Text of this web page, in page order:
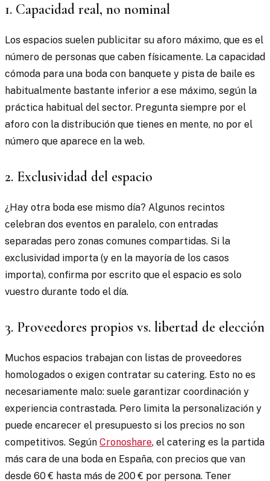
1. Capacidad real, no nominal
Los espacios suelen publicitar su aforo máximo, que es el
número de personas que caben físicamente. La capacidad
cómoda para una boda con banquete y pista de baile es
habitualmente bastante inferior a ese máximo, según la
práctica habitual del sector. Pregunta siempre por el
aforo con la distribución que tienes en mente, no por el
número que aparece en la web.
2. Exclusividad del espacio
¿Hay otra boda ese mismo día? Algunos recintos
celebran dos eventos en paralelo, con entradas
separadas pero zonas comunes compartidas. Si la
exclusividad importa (y en la mayoría de los casos
importa), confirma por escrito que el espacio es solo
vuestro durante todo el día.
3. Proveedores propios vs. libertad de elección
Muchos espacios trabajan con listas de proveedores
homologados o exigen contratar su catering. Esto no es
necesariamente malo: suele garantizar coordinación y
experiencia contrastada. Pero limita la personalización y
puede encarecer el presupuesto si los precios no son
competitivos. Según Cronoshare, el catering es la partida
más cara de una boda en España, con precios que van
desde 60 € hasta más de 200 € por persona. Tener